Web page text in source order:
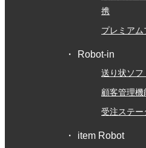
携
プレミアム
Robot-in
送り状ソフ
顧客管理機
受注ステー
item Robot